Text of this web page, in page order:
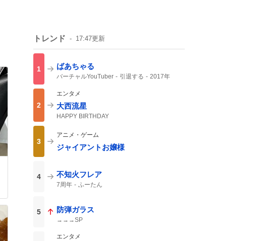
トレンド 17:47更新
1 ばあちゃる
バーチャルYouTuber 引退する
2017年
2
エンタメ
大西流星
HAPPY BIRTHDAY
3
アニメ・ゲーム
ジャイアントお嬢様
4 不知火フレア
7周年 ふーたん
5 防弾ガラス
→→→SP
エンタメ